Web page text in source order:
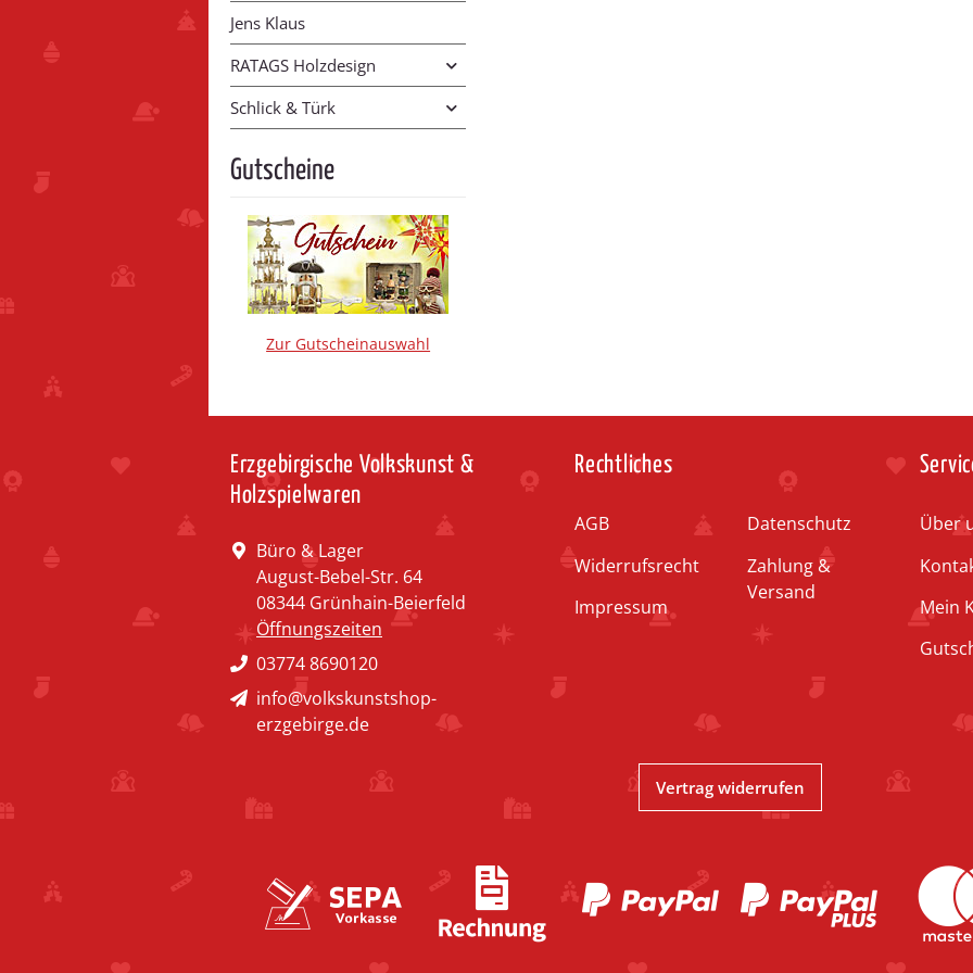
Jens Klaus
RATAGS Holzdesign
Schlick & Türk
Gutscheine
Zur Gutscheinauswahl
Erzgebirgische Volkskunst &
Holzspielwaren
Büro & Lager
August-Bebel-Str. 64
08344 Grünhain-Beierfeld
Öffnungszeiten
03774 8690120
info@volkskunstshop-
erzgebirge.de
Rechtliches
AGB
Widerrufsrecht
Impressum
Datenschutz
Zahlung &
Versand
Über
Mein
Vertrag widerrufen